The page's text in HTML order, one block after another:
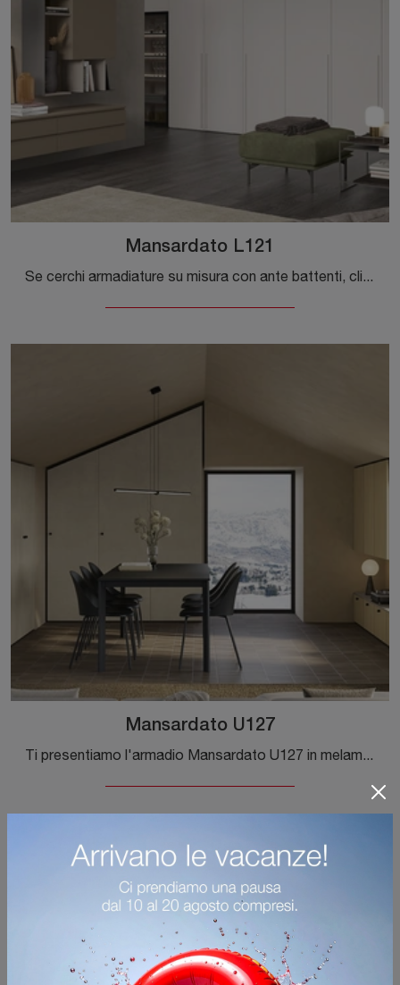
Mansardato L121
Se cerchi armadiature su misura con ante battenti, clicca e scopri l'armadio Mansardato L121 di Colombini Casa in melaminico.
Mansardato U127
Ti presentiamo l'armadio Mansardato U127 in melaminico di Colombini Casa! Una ricca gamma di armadi per mansarde con ante battenti.